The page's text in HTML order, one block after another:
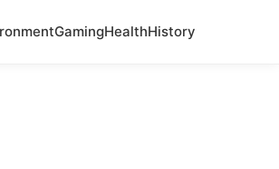
GamingHealthHistory